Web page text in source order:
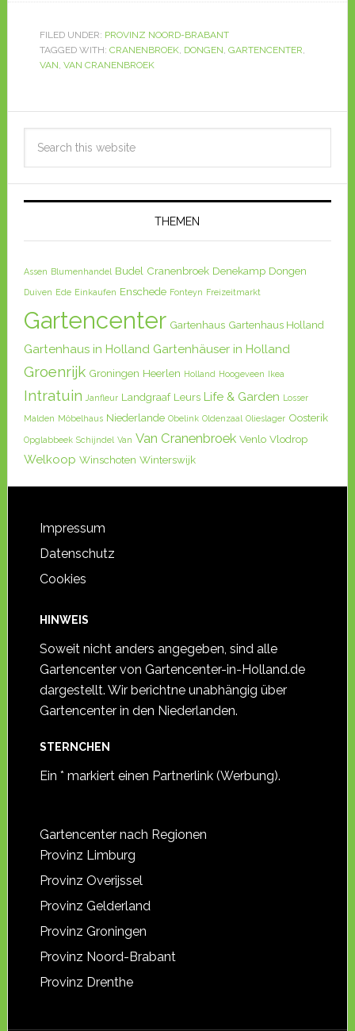
FILED UNDER: PROVINZ NOORD-BRABANT
TAGGED WITH: CRANENBROEK, DONGEN, GARTENCENTER,
VAN, VAN CRANENBROEK
THEMEN
Assen Blumenhandel Budel Cranenbroek Denekamp Dongen
Duiven Ede Einkaufen Enschede Fonteyn Freizeitmarkt
Gartencenter Gartenhaus Gartenhaus Holland
Gartenhaus in Holland Gartenhäuser in Holland
Groenrijk Groningen Heerlen Holland Hoogeveen Ikea
Intratuin Janfleur Landgraaf Leurs Life & Garden Losser
Malden Möbelhaus Niederlande Obelink Oldenzaal Olieslager Oosterik
Opglabbeek Schijndel Van Van Cranenbroek Venlo Vlodrop
Welkoop Winschoten Winterswijk
Impressum
Datenschutz
Cookies
HINWEIS
Soweit nicht anders angegeben, sind alle
Gartencenter von Gartencenter-in-Holland.de
dargestellt. Wir berichtne unabhängig über
Gartencenter in den Niederlanden.
STERNCHEN
Ein * markiert einen Partnerlink (Werbung).
Gartencenter nach Regionen
Provinz Limburg
Provinz Overijssel
Provinz Gelderland
Provinz Groningen
Provinz Noord-Brabant
Provinz Drenthe